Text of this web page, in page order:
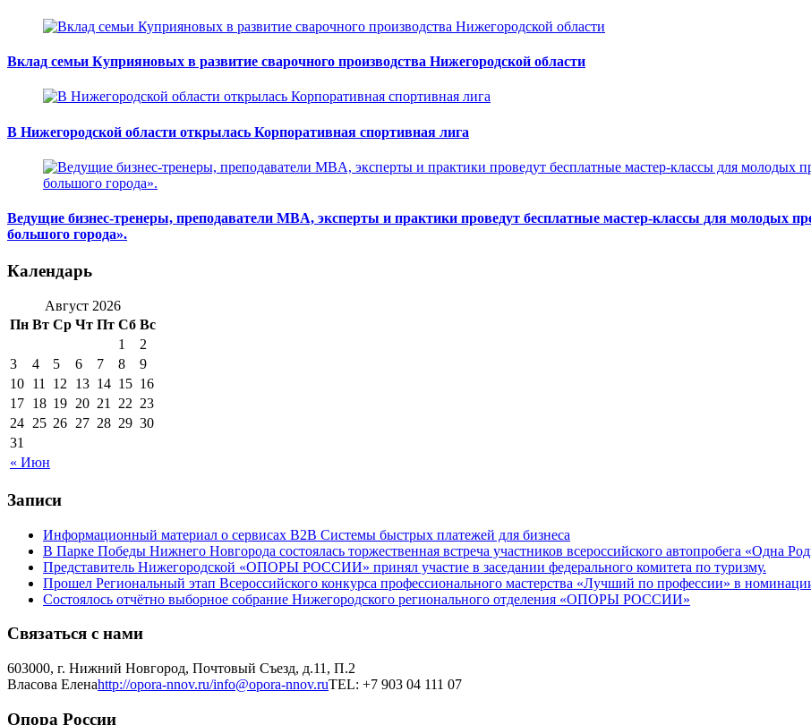
Вклад семьи Куприяновых в развитие сварочного производства Нижегородской области
В Нижегородской области открылась Корпоративная спортивная лига
Ведущие бизнес-тренеры, преподаватели MBA, эксперты и практики проведут бесплатные мастер-классы для молодых
большого города».
Календарь
Август 2026
Пн Вт Ср Чт Пт Сб Вс
« Июн
1
2
3
4 5 6 7 8
9
10 11 12 13 14 15 16
17 18 19 20 21 22 23
24 25 26 27 28 29 30
31
Записи
Информационный материал о сервисах В2В Системы быстрых платежей для бизнеса
В Парке Победы Нижнего Новгорода состоялась торжественная встреча участников всероссийского автопробега «Одна
Представитель Нижегородской «ОПОРЫ РОССИИ» принял участие в заседании федерального комитета по туризму.
Прошел Региональный этап Всероссийского конкурса профессионального мастерства «Лучший по профессии» в
Состоялось отчётно выборное собрание Нижегородского регионального отделения «ОПОРЫ РОССИИ»
Связаться с нами
603000, г. Нижний Новгород, Почтовый Съезд, д.11, П.2
Власова Еленаhttp://opora-nnov.ru/info@opora-nnov.ruTEL: +7 903 04 111 07
Опора России